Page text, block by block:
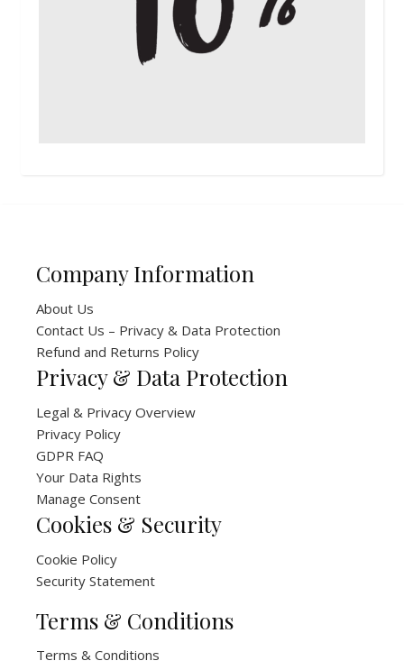
Company Information
About Us
Contact Us – Privacy & Data Protection
Refund and Returns Policy
Privacy & Data Protection
Legal & Privacy Overview
Privacy Policy
GDPR FAQ
Your Data Rights
Manage Consent
Cookies & Security
Cookie Policy
Security Statement
Terms & Conditions
Terms & Conditions